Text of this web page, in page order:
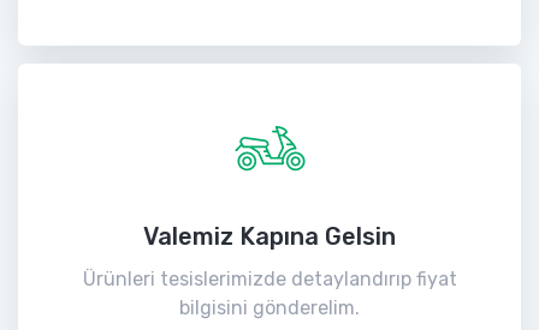
Valemiz Kapına Gelsin
Ürünleri tesislerimizde detaylandırıp fiyat
bilgisini gönderelim.